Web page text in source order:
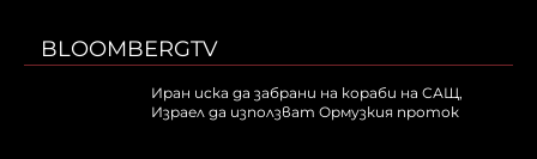
BLOOMBERGTV
Иран иска да забрани на кораби на САЩ,
Израел да използват Ормузкия проток